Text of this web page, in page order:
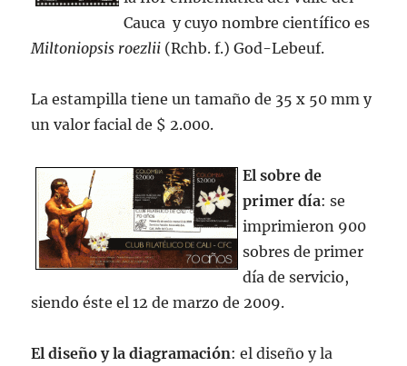
Cauca y cuyo nombre científico es
Miltoniopsis roezlii (Rchb. f.) God-Lebeuf.
La estampilla tiene un tamaño de 35 x 50 mm y
un valor facial de $ 2.000.
El sobre de
primer día: se
imprimieron 900
sobres de primer
día de servicio,
siendo éste el 12 de marzo de 2009.
El diseño y la diagramación: el diseño y la